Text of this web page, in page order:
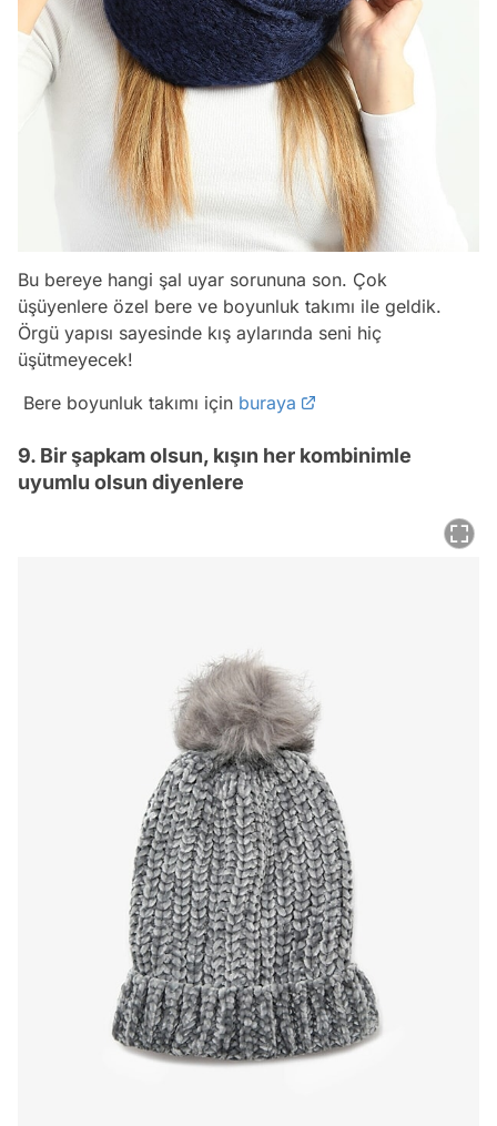
Bu bereye hangi şal uyar sorununa son. Çok
üşüyenlere özel bere ve boyunluk takımı ile geldik.
Örgü yapısı sayesinde kış aylarında seni hiç
üşütmeyecek!
Bere boyunluk takımı için buraya
9. Bir şapkam olsun, kışın her kombinimle
uyumlu olsun diyenlere